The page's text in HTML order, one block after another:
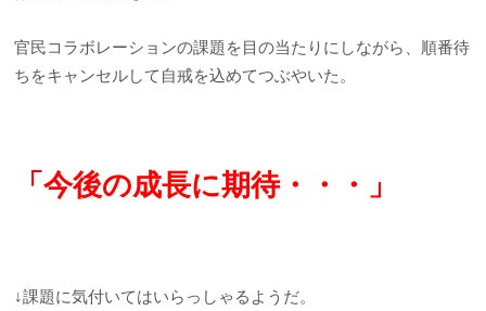
官民コラボレーションの課題を目の当たりにしながら、順番待
ちをキャンセルして自戒を込めてつぶやいた。
「今後の成長に期待・・・」
↓課題に気付いてはいらっしゃるようだ。